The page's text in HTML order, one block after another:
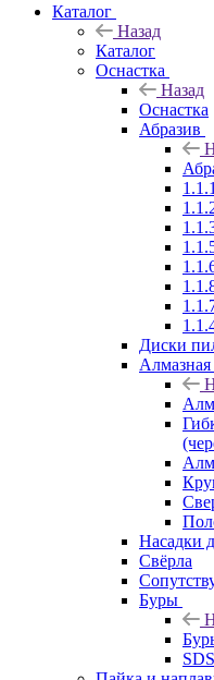
Каталог
Назад
Каталог
Оснастка
Назад
Оснастка
Абразив
Диски
Алмазная
Насадки
Свёрла
Буры